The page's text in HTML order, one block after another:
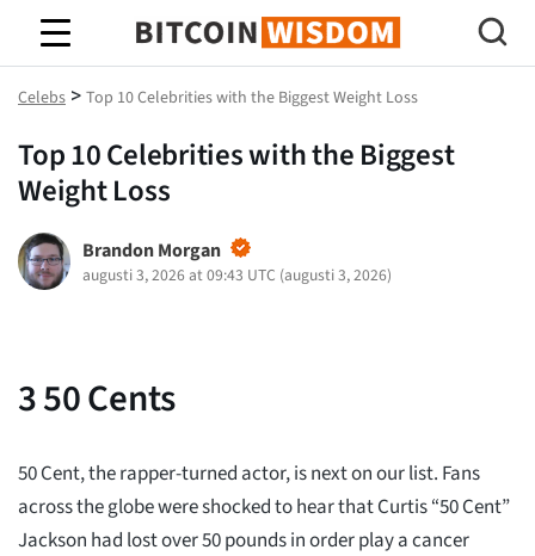
Bitcoin Wisdom
Celebs > Top 10 Celebrities with the Biggest Weight Loss
Top 10 Celebrities with the Biggest
Weight Loss
Brandon Morgan
augusti 3, 2026 at 09:43 UTC (augusti 3, 2026)
350 Cents
50 Cent, the rapper-turned actor, is next on our list. Fans
across the globe were shocked to hear that Curtis “50 Cent”
Jackson had lost over 50 pounds in order play a cancer